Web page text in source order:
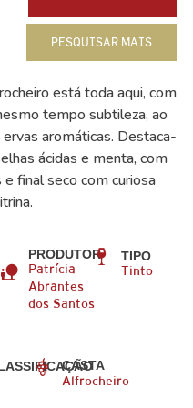
PESQUISAR MAIS
está toda aqui, com
tempo subtileza, ao
aromáticas. Destaca-
ácidas e menta, com
final seco com curiosa
PRODUTOR
Patrícia
Abrantes
dos Santos
TIPO
Tinto
CASTA
Alfrocheiro